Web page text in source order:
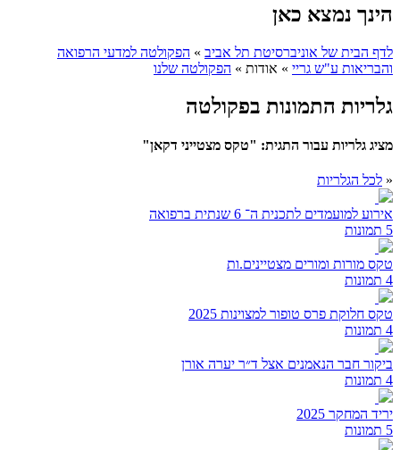
הינך נמצא כאן
לדף הבית של אוניברסיטת תל אביב » הפקולטה למדעי הרפואה
והבריאות ע"ש גריי » אודות » הפקולטה שלנו
גלריות התמונות בפקולטה
מציג גלריות עבור התגית: "טקס מצטייני דקאן"
« לכל הגלריות
אירוע למועמדים לתכנית ה־ 6 שנתית ברפואה
5 תמונות
טקס מורות ומורים מצטיינים.ות
4 תמונות
טקס חלוקת פרס טופור למצוינות 2025
4 תמונות
ביקור חבר הנאמנים אצל ד״ר יערה אורן
4 תמונות
יריד המחקר 2025
5 תמונות